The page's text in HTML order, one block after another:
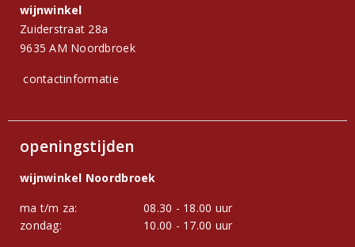
wijnwinkel
Zuiderstraat 28a
9635 AM Noordbroek
contactinformatie
openingstijden
wijnwinkel Noordbroek
ma t/m za:
08.30 - 18.00 uur
zondag:
10.00 - 17.00 uur